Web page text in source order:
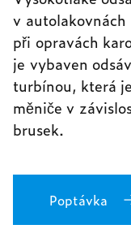
v
při opravách
je vybaven
turbínou, která
měniče v
brusek.
Poptávka